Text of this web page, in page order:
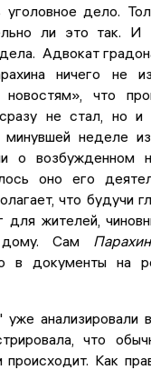
уголовное дело.
ли это так. И
Адвокат
ничего не
что
не стал, но и
неделе из
возбужденном
оно его
что будучи
для жителей,
Сам
в документы на
анализировали
что
Как